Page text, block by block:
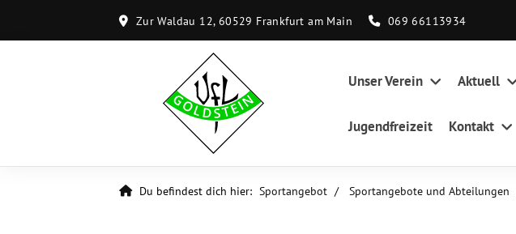
Zur Waldau 12, 60529 Frankfurt am Main 069 66113934
Unser Verein Aktuell
Jugendfreizeit Kontakt
Du befindest dich hier: Sportangebot Sportangebote und Abteilungen